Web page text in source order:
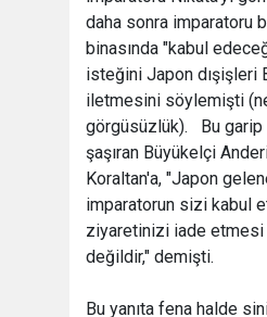
daha sonra imparatoru
binasında "kabul
isteğini Japon dışişleri
iletmesini söylemişti
görgüsüzlük). Bu garip
şaşıran Büyükelçi
Koraltan'a, "Japon
imparatorun sizi kabul
ziyaretinizi iade etmesi
değildir," demişti.
Bu yanıta fena halde